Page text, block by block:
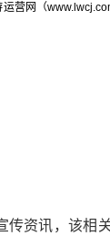
营网（
传资讯，该相